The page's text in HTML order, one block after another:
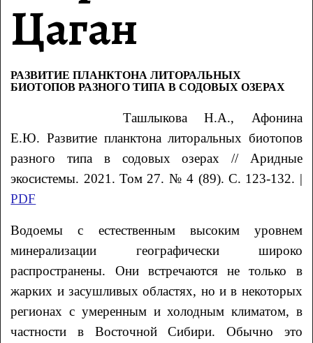
Цаган
РАЗВИТИЕ ПЛАНКТОНА ЛИТОРАЛЬНЫХ
БИОТОПОВ РАЗНОГО ТИПА В СОДОВЫХ ОЗЕРАХ
ТашлыковаН.А., Афонина
Е.Ю. Развитие планктона литоральных биотопов
разного типа в содовых озерах // Аридные
экосистемы. 2021. Том 27. № 4 (89). С. 123-132. |
PDF
Водоемы с естественным высоким уровнем
минерализации географически широко
распространены. Они встречаются не только в
жарких и засушливых областях, но и в некоторых
регионах с умеренным и холодным климатом, в
частности в Восточной Сибири. Обычно это